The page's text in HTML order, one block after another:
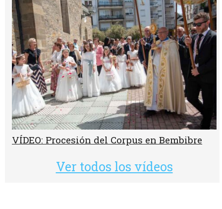
VÍDEO: Procesión del Corpus en Bembibre
Ver todos los vídeos